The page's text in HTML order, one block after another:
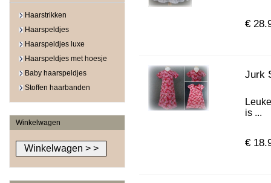
Haarstrikken
Haarspeldjes
Haarspeldjes luxe
Haarspeldjes met hoesje
Baby haarspeldjes
Stoffen haarbanden
Winkelwagen
€
Jurk
is ...
€